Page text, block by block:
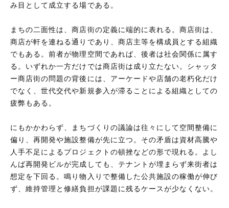
み目として成立する場である。
まちの二面性は、商店街の定義に端的に表れる。商店街は、
商店が軒を連ねる通りであり、商店主等を構成員とする組織
でもある。前者が物理空間であれば、後者は社会関係に属す
る。いずれか一方だけでは商店街は成り立たない。シャッタ
ー商店街の問題の背後には、アーケードや店舗の老朽化だけ
でなく、世代交代や新規参入が滞ることによる組織としての
疲弊もある。
にもかかわらず、まちづくりの議論は往々にして空間整備に
偏り、再開発や施設整備が先に立つ。その矛盾は資材高騰や
人手不足によるプロジェクトの頓挫などの形で現れる。よし
んば再開発ビルが完成しても、テナントが埋まらず来街者は
想定を下回る。鳴り物入りで整備した公共施設の稼働が伸び
ず、維持管理と修繕負担が課題に残るケースが少なくない。